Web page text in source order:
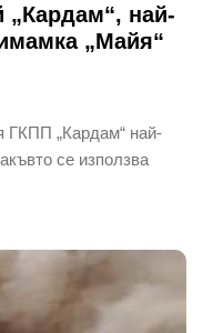
най-
„Майя“
ГКПП „Кардам“ най-
се използва